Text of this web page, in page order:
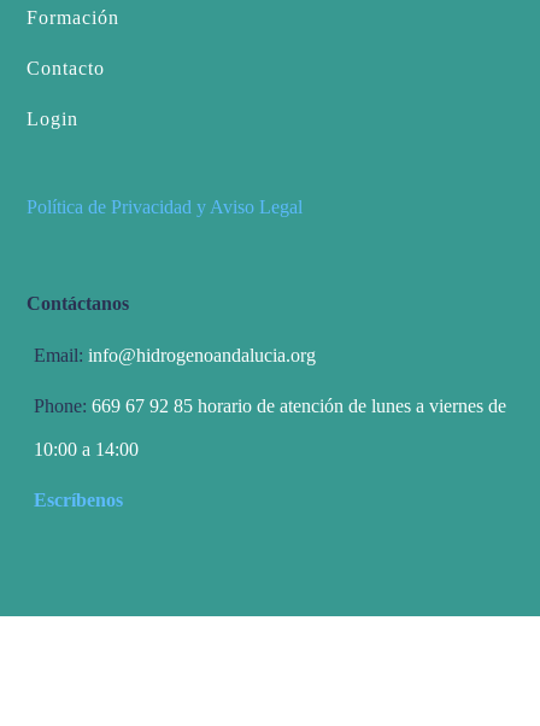
Formación
Contacto
Login
Política de Privacidad y Aviso Legal
Contáctanos
Email: info@hidrogenoandalucia.org
Phone:669 67 92 85 horario de atención de lunes a viernes de
10:00 a 14:00
Escríbenos